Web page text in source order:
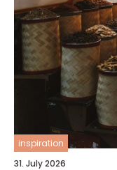
inspiration
31. July 2026